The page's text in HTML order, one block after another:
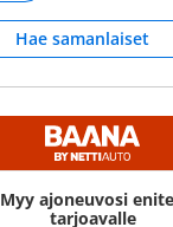
Hae samanlaiset
Myy ajoneuvosi
tarjoavalle